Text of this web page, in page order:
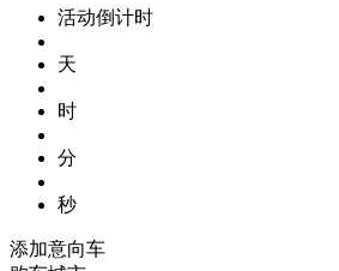
活动倒计时
天
时
分
秒
添加意向车